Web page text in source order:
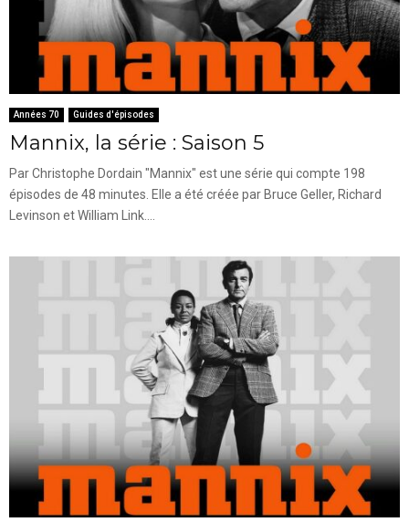
Années 70 Guides d'épisodes
Mannix, la série : Saison 5
Par Christophe Dordain "Mannix" est une série qui compte 198
épisodes de 48 minutes. Elle a été créée par Bruce Geller, Richard
Levinson et William Link....